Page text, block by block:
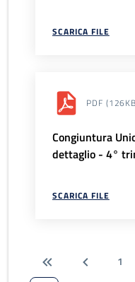
SCARICA FILE
PDF
Congiuntura
dettaglio - 4°
SCARICA FILE
1